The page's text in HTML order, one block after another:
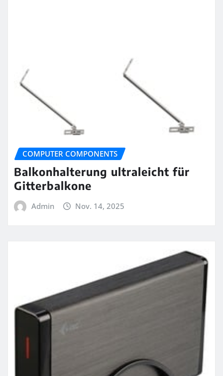
COMPUTER COMPONENTS
Balkonhalterung ultraleicht für
Gitterbalkone
Admin Nov. 14, 2025